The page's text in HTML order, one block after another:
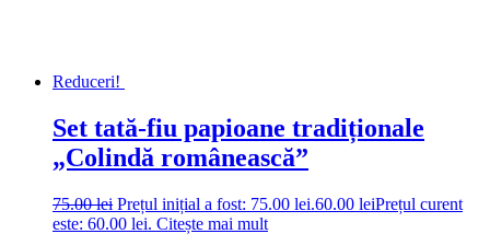
Reduceri!
Set tată-fiu papioane tradiționale
„Colindă românească”
75.00lei Prețul inițial a fost: 75.00 lei.60.00 leiPrețul curent
este: 60.00 lei. Citește mai mult